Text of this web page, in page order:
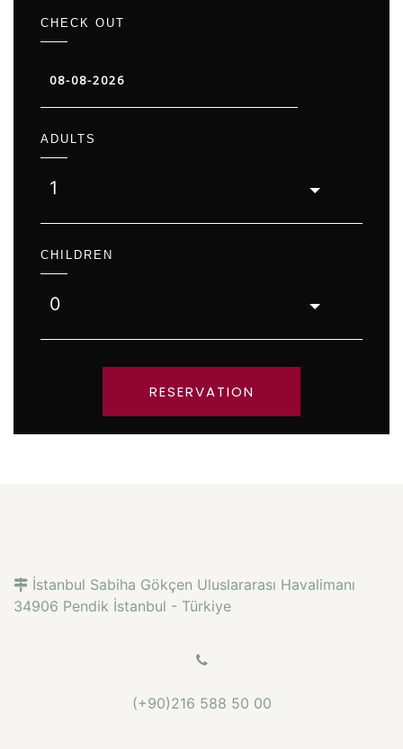
CHECK OUT
ADULTS
1
CHILDREN
0
İstanbul Sabiha Gökçen Uluslararası Havalimanı
34906 Pendik İstanbul - Türkiye
(+90)216 588 50 00